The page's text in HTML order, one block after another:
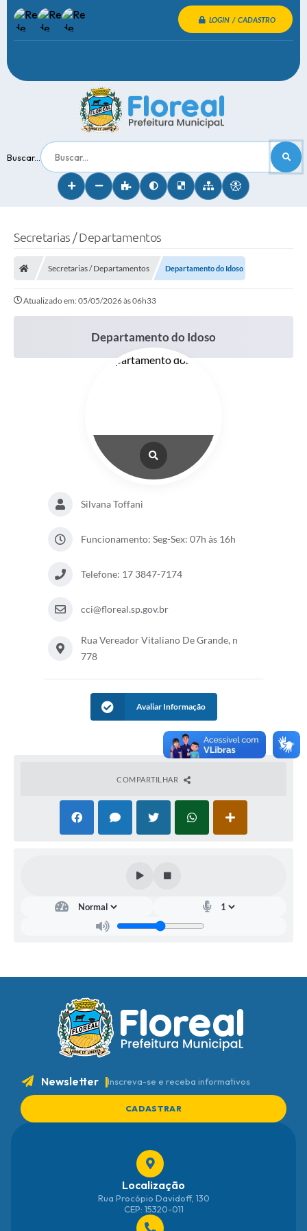
LOGIN / CADASTRO
Buscar...
Secretarias / Departamentos
Secretarias / Departamentos Departamento do Idoso
Atualizado em: 05/05/2026 às 06h33
Departamento do Idoso
Silvana Toffani
Funcionamento: Seg-Sex: 07h às 16h
Telefone: 17 3847-7174
cci@floreal.sp.gov.br
Rua Vereador Vitaliano De Grande, n
778
Avaliar Informação
COMPARTILHAR
Newsletter Inscreva-se e receba informativos
CADASTRAR
Localização
Rua Procópio Davidoff, 130
CEP: 15320-011